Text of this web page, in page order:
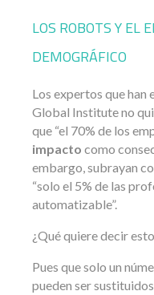
LOS ROBOTS Y EL
DEMOGRÁFICO
Los expertos que
Global Institute no
que “el 70% de los
impacto como
embargo, subrayan
“solo el 5% de las
automatizable”.
¿Qué quiere decir
Pues que solo un
pueden ser